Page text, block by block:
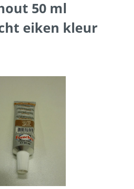
50 ml
eiken kleur